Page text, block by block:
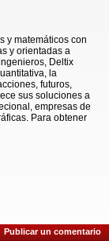
y matemáticos con
y orientadas a
Deltix
la
futuros,
sus soluciones a
empresas de
Para obtener
de Servicios
de Nueva York.
Publicar un comentario